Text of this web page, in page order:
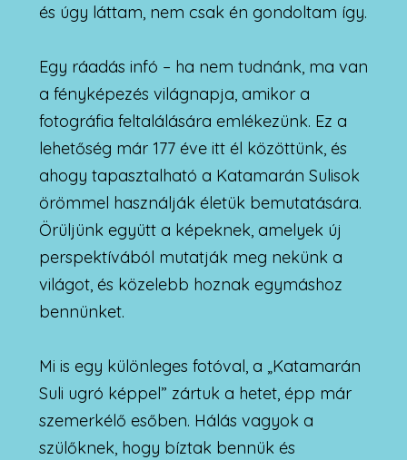
és úgy láttam, nem csak én gondoltam így.
Egy ráadás infó – ha nem tudnánk, ma van
a fényképezés világnapja, amikor a
fotográfia feltalálására emlékezünk. Ez a
lehetőség már 177 éve itt él közöttünk, és
ahogy tapasztalható a Katamarán Sulisok
örömmel használják életük bemutatására.
Örüljünk együtt a képeknek, amelyek új
perspektívából mutatják meg nekünk a
világot, és közelebb hoznak egymáshoz
bennünket.
Mi is egy különleges fotóval, a „Katamarán
Suli ugró képpel” zártuk a hetet, épp már
szemerkélő esőben. Hálás vagyok a
szülőknek, hogy bíztak bennük és